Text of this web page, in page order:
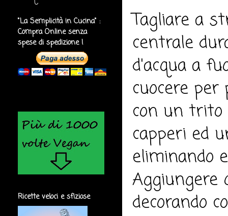
Tagliare a
centrale
d'acqua a
cuocere
con un trito
capperi ed
eliminando
Aggiungere
decorando
"La Semplicità in Cucina" :
Compra Online senza
spese di spedizione !
Ricette veloci e sfiziose